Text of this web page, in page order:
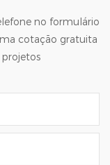
no formulário
cotação gratuita